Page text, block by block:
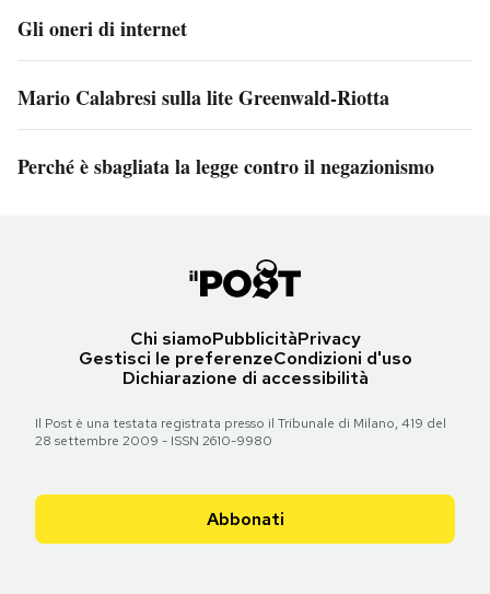
Gli oneri di internet
Mario Calabresi sulla lite Greenwald-Riotta
Perché è sbagliata la legge contro il negazionismo
Chi siamoPubblicitàPrivacy
Gestisci le preferenzeCondizioni d'uso
Dichiarazione di accessibilità
Il Post è una testata registrata presso il Tribunale di Milano, 419 del
28 settembre 2009 - ISSN 2610-9980
Abbonati